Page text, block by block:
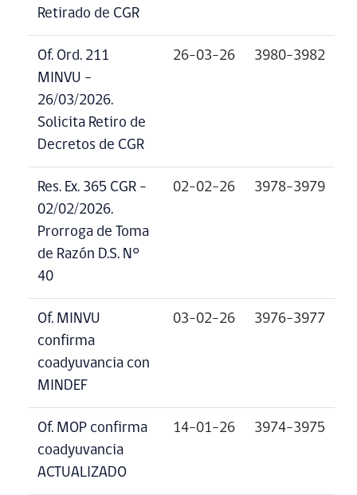
Retirado de CGR
Of. Ord. 211
MINVU –
26/03/2026.
Solicita Retiro de
Decretos de CGR
26-03-26 3980-3982
Res. Ex. 365 CGR –
02/02/2026.
Prorroga de Toma
de Razón D.S. N°
40
02-02-26 3978-3979
Of. MINVU
confirma
coadyuvancia con
MINDEF
03-02-26 3976-3977
Of. MOP confirma
coadyuvancia
ACTUALIZADO
14-01-26 3974-3975